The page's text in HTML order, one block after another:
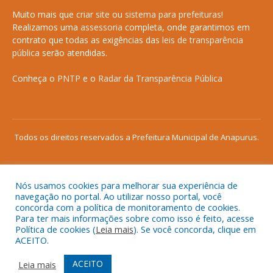
Muito mais que criar site ou sistema para prefeituras!
Realizamos uma assessoria completa, onde garantimos em
contrato que todas as exigências das leis de transparência
pública serão atendidas.
Conheça o PNTP e o Radar da Transparência Pública
Todos os direitos reservados a Prefeitura Municipal de Anapurus.
Mapa do Site
Acessar Área Administrativa
Acessar o Webmail
Nós usamos cookies para melhorar sua experiência de
navegação no portal. Ao utilizar nosso portal, você
concorda com a política de monitoramento de cookies.
Para ter mais informações sobre como isso é feito, acesse
Política de cookies (Leia mais). Se você concorda, clique em
ACEITO.
Leia mais
ACEITO